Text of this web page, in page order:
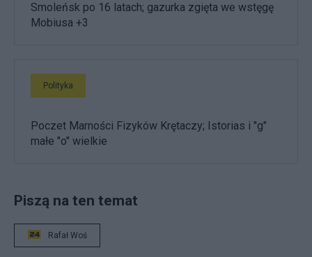
Smoleńsk po 16 latach; gazurka zgięta we wstęgę
Mobiusa +3
Polityka
Poczet Marności Fizyków Krętaczy; Istorias i "g"
małe "o" wielkie
Piszą na ten temat
Rafał Woś